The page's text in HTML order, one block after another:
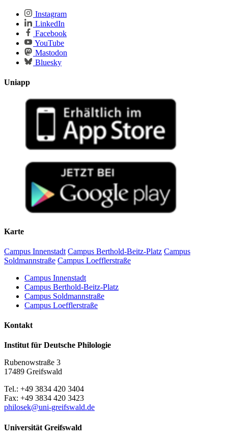
Instagram
LinkedIn
Facebook
YouTube
Mastodon
Bluesky
Uniapp
Karte
Campus Innenstadt Campus Berthold-Beitz-Platz Campus
Soldmannstraße Campus Loefflerstraße
Campus Innenstadt
Campus Berthold-Beitz-Platz
Campus Soldmannstraße
Campus Loefflerstraße
Kontakt
Institut für Deutsche Philologie
Rubenowstraße 3
17489 Greifswald
Tel.: +49 3834 420 3404
Fax: +49 3834 420 3423
philosek@uni-greifswald.de
Universität Greifswald